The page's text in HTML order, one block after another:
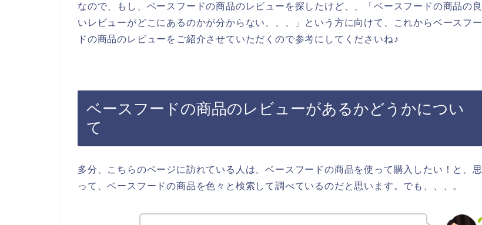
なので、もし、ベースフードの商品のレビューを探したけど、、「ベースフードの商品の良
いレビューがどこにあるのかが分からない、、、」という方に向けて、これからベースフー
ドの商品のレビューをご紹介させていただくので参考にしてくださいね♪
ベースフードの商品のレビューがあるかどうかについ
て
多分、こちらのページに訪れている人は、ベースフードの商品を使って購入したい！と、思
って、ベースフードの商品を色々と検索して調べているのだと思います。でも、、、。